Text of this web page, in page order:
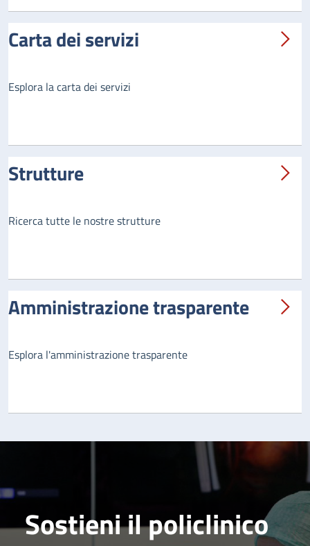
Carta dei servizi
Esplora la carta dei servizi
Strutture
Ricerca tutte le nostre strutture
Amministrazione trasparente
Esplora l'amministrazione trasparente
Sostieni il policlinico